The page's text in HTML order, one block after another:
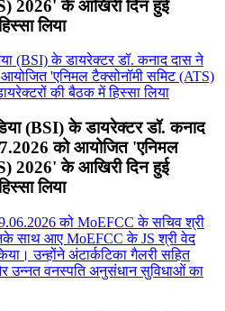
2026' के आखिरी दिन हुई
लिया
(BSI) के डायरेक्टर डॉ. कनाद
को आयोजित 'एनिमल
2026' के आखिरी दिन हुई
लिया